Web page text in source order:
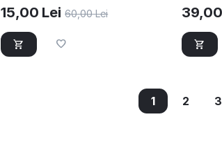
15,00 Lei 60,00 Lei 39,00
1 2 3